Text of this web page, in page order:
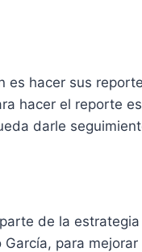
es hacer sus
hacer el reporte
darle
de la
García, para